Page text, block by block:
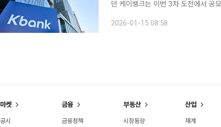
던 케이뱅크는 이번 3차 도전에서 공
융위원회에 유가증권시장(코스피) 상
2026-01-15 08:58
마켓
공시
금융
금융정책
부동산
시장동향
산업
재계